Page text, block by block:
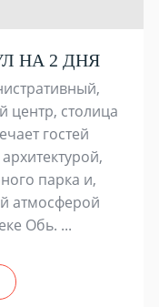
НА 2 ДНЯ
столица
гостей
парка и,
атмосферой
Обь. ...